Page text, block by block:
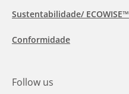
Sustentabilidade/ ECOWISE™
Conformidade
Follow us